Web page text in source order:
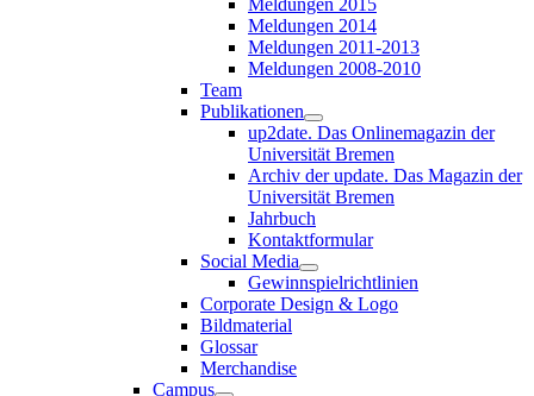
Meldungen 2014
Meldungen 2011-2013
Meldungen 2008-2010
Team
Publikationen
up2date. Das Onlinemagazin der
Universität Bremen
Archiv der update. Das Magazin der
Universität Bremen
Jahrbuch
Kontaktformular
Social Media
Gewinnspielrichtlinien
Corporate Design & Logo
Bildmaterial
Glossar
Merchandise
Campus